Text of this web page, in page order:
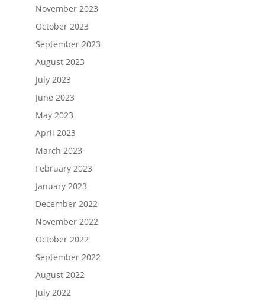
November 2023
October 2023
September 2023
August 2023
July 2023
June 2023
May 2023
April 2023
March 2023
February 2023
January 2023
December 2022
November 2022
October 2022
September 2022
August 2022
July 2022